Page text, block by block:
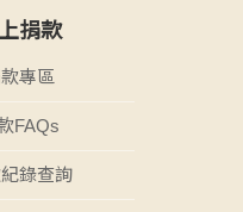
捐款
專區
FAQs
錄查詢